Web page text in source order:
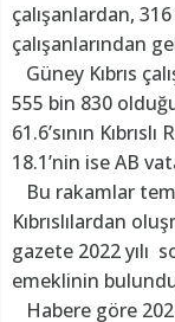
çalışanlardan,
çalışanlarından
Güney Kıbrıs
555 bin 830
61.6’sının
18.1’nin ise AB
Bu rakamlar
Kıbrıslılardan
gazete 2022 yılı
emeklinin
Habere göre